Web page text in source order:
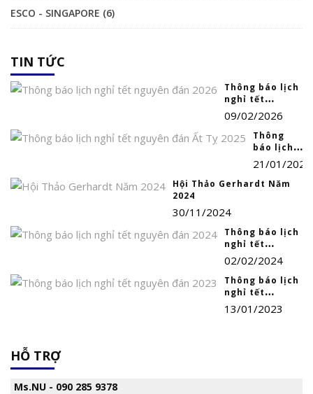
ESCO - SINGAPORE (6)
TIN TỨC
Thông báo lịch
nghỉ tết
nguyên đán
2026
09/02/2026
Thông
báo lịch
nghỉ tết
nguyên
đán Ất Tỵ
21/01/2025
Hội Thảo Gerhardt Năm
2024
30/11/2024
Thông báo lịch
nghỉ tết
nguyên đán
2024
02/02/2024
Thông báo lịch
nghỉ tết
nguyên đán
2023
13/01/2023
HỖ TRỢ
Ms.NU - 090 285 9378